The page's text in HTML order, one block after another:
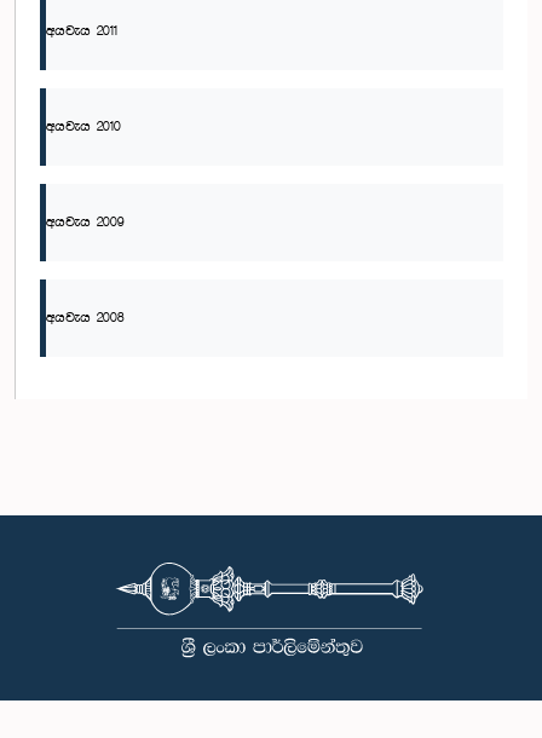
අයවැය 2011
අයවැය 2010
අයවැය 2009
අයවැය 2008